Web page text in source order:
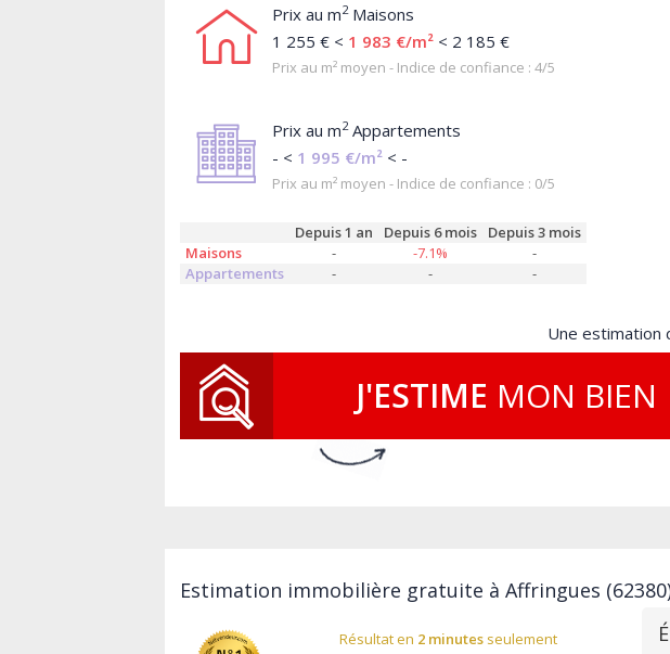
Prix au m2Maisons
1 255 € < 1 983 €/m² < 2 185 €
Prix au m² moyen - Indice de confiance : 4/5
Prix au m2Appartements
- < 1 995 €/m² < -
Prix au m² moyen - Indice de confiance : 0/5
Depuis 1 an Depuis 6 mois
Depuis 3 mois
Maisons
- -7.1%
-
Appartements
- - -
Une estimation
J'ESTIME MON BIEN
Estimation immobilière gratuite à Affringues
Résultat en 2 minutesseulement